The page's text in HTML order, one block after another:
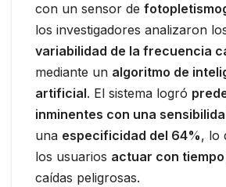
con un sensor de
los investigadores analizaron
variabilidad de la frecuencia
mediante un algoritmo de
artificial. El sistema logró
inminentes con una
una especificidad del 64%, lo
los usuarios actuar con tiempo
caídas peligrosas.